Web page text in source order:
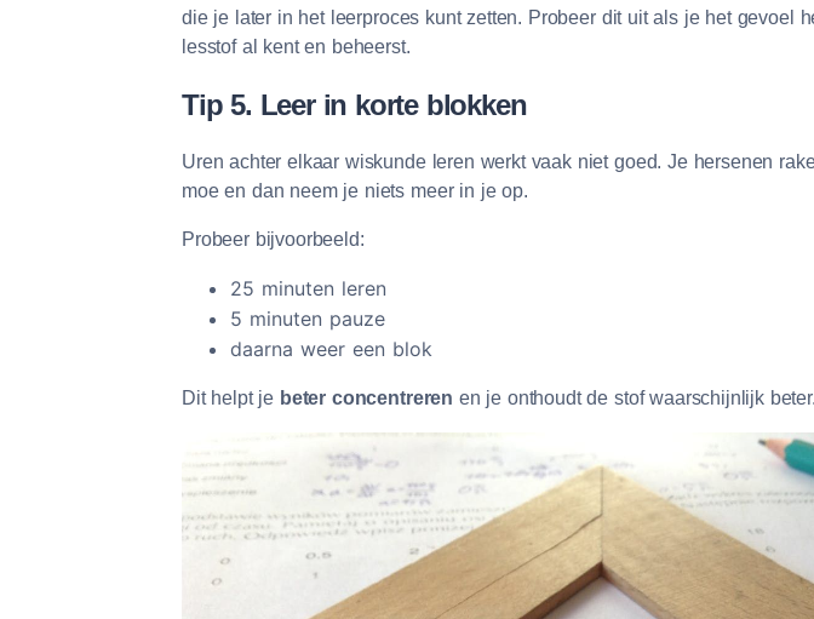
die je later in het leerproces kunt zetten. Probeer dit uit als je het gevoel
lesstof al kent en beheerst.
Tip 5. Leer in korte blokken
Uren achter elkaar wiskunde leren werkt vaak niet goed. Je hersenen
moe en dan neem je niets meer in je op.
Probeer bijvoorbeeld:
25 minuten leren
5 minuten pauze
daarna weer een blok
Dit helpt je beter concentreren en je onthoudt de stof waarschijnlijk beter.